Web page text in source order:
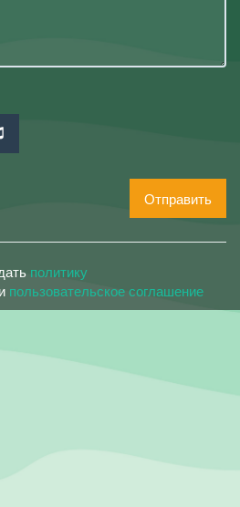
Отправить
политику
и пользовательское соглашение